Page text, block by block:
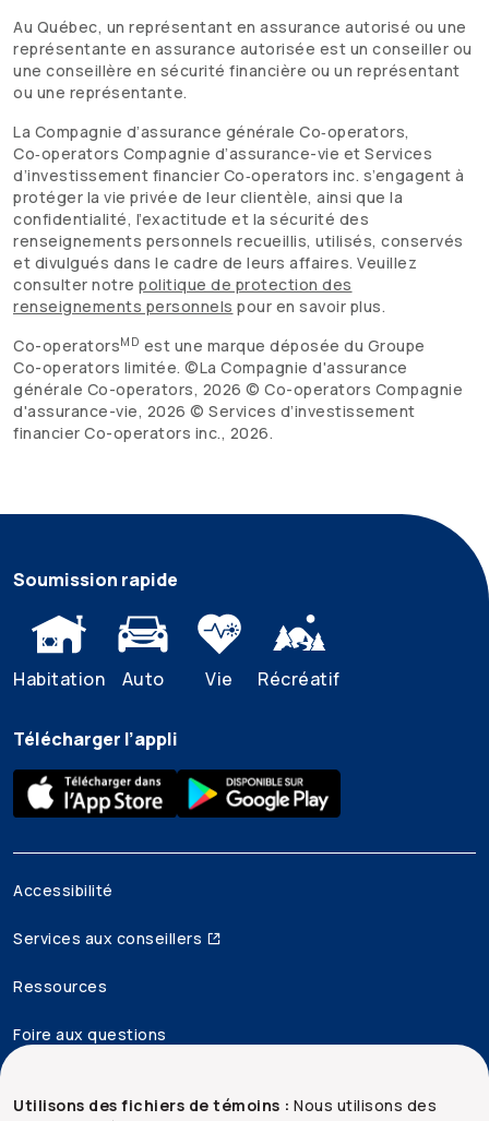
Au Québec, un représentant en assurance autorisé ou une
représentante en assurance autorisée est un conseiller ou
une conseillère en sécurité financière ou un représentant
ou une représentante.
La Compagnie d’assurance générale Co‑operators,
Co‑operators Compagnie d’assurance-vie et Services
d’investissement financier Co‑operators inc. s’engagent à
protéger la vie privée de leur clientèle, ainsi que la
confidentialité, l’exactitude et la sécurité des
renseignements personnels recueillis, utilisés, conservés
et divulgués dans le cadre de leurs affaires. Veuillez
consulter notre politique de protection des
renseignements personnels pour en savoir plus.
Co-operatorsMD est une marque déposée du Groupe
Co-operators limitée. ©La Compagnie d'assurance
générale Co-operators, 2026 © Co-operators Compagnie
d'assurance-vie, 2026 © Services d’investissement
financier Co-operators inc., 2026.
Utilisons des fichiers de témoins : Nous utilisons des
Soumission rapide
Habitation Auto Vie Récréatif
Télécharger l’appli
Accessibilité
Services aux conseillers
Ressources
Foire aux questions